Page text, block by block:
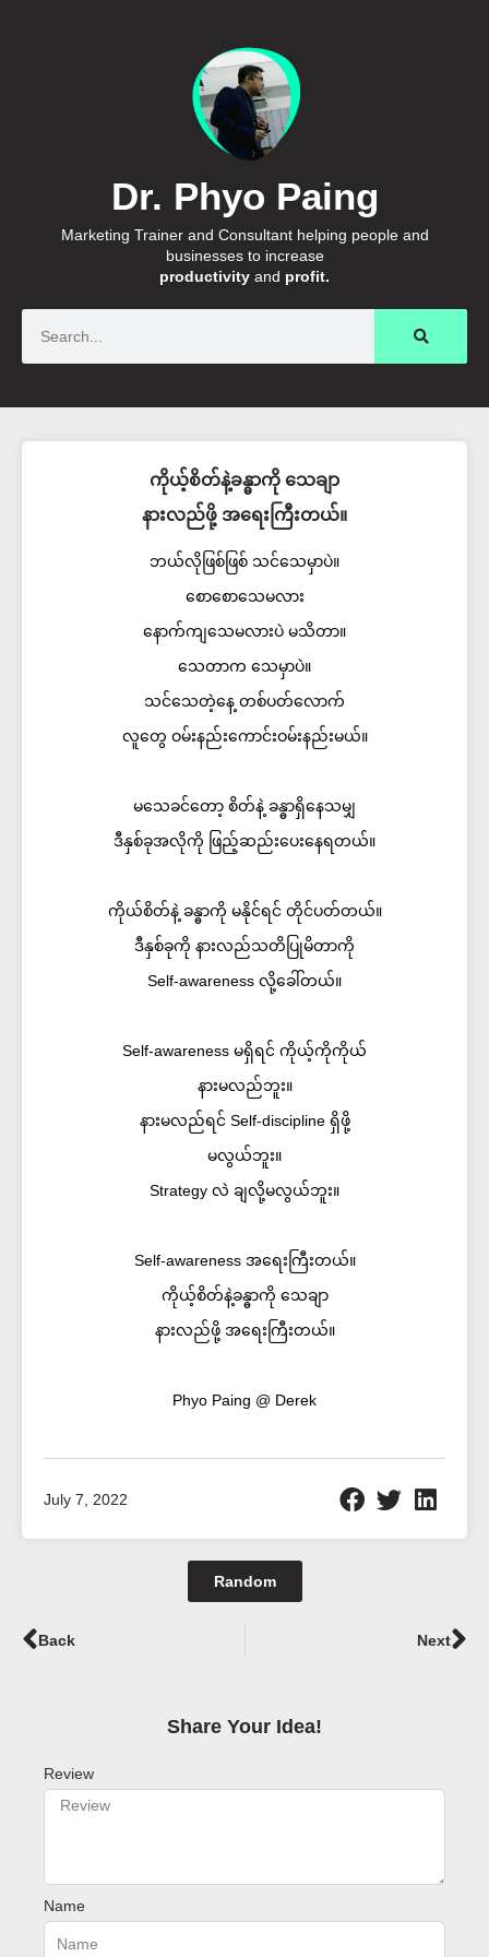
Dr. Phyo Paing
Marketing Trainer and Consultant helping people and
businesses to increase
productivity and profit.
ကိုယ့်စိတ်နဲ့ခန္ဓာကို သေချာ
နားလည်ဖို့ အရေးကြီးတယ်။
ဘယ်လိုဖြစ်ဖြစ် သင်သေမှာပဲ။
စောစောသေမလား
နောက်ကျသေမလားပဲ မသိတာ။
သေတာက သေမှာပဲ။
သင်သေတဲ့နေ့ တစ်ပတ်လောက်
လူတွေ ဝမ်းနည်းကောင်းဝမ်းနည်းမယ်။
မသေခင်တော့ စိတ်နဲ့ ခန္ဓာရှိနေသမျှ
ဒီနှစ်ခုအလိုကို ဖြည့်ဆည်းပေးနေရတယ်။
ကိုယ်စိတ်နဲ့ ခန္ဓာကို မနိုင်ရင် တိုင်ပတ်တယ်။
ဒီနှစ်ခုကို နားလည်သတိပြုမိတာကို
Self-awareness လို့ခေါ်တယ်။
Self-awareness မရှိရင် ကိုယ့်ကိုကိုယ်
နားမလည်ဘူး။
နားမလည်ရင် Self-discipline ရှိဖို့
မလွယ်ဘူး။
Strategy လဲ ချလို့မလွယ်ဘူး။
Self-awareness အရေးကြီးတယ်။
ကိုယ့်စိတ်နဲ့ခန္ဓာကို သေချာ
နားလည်ဖို့ အရေးကြီးတယ်။
Phyo Paing @ Derek
July 7, 2022
Random
Prev
Back Next
Share Your Idea!​
Review
Name